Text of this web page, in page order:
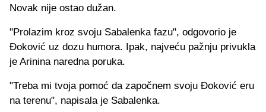
Novak nije ostao dužan.
"Prolazim kroz svoju Sabalenka fazu", odgovorio je
Đoković uz dozu humora. Ipak, najveću pažnju privukla
je Arinina naredna poruka.
"Treba mi tvoja pomoć da započnem svoju Đoković eru
na terenu", napisala je Sabalenka.